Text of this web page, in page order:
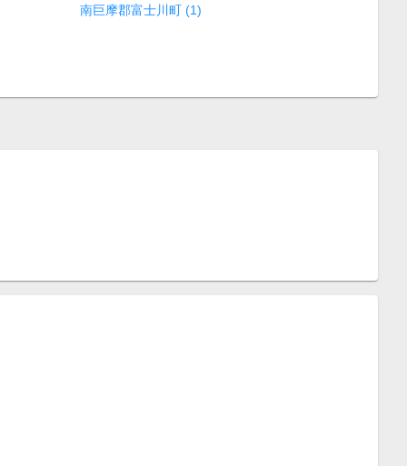
南巨摩郡富士川町 (1)